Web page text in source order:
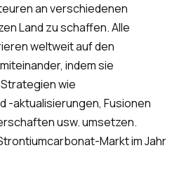
an verschiedenen
Land zu schaffen. Alle
weltweit auf den
indem sie
wie
-aktualisierungen, Fusionen
usw. umsetzen.
Markt im Jahr